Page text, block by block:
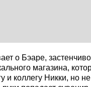
о Бэаре,
магазина,
и коллегу Никки, но